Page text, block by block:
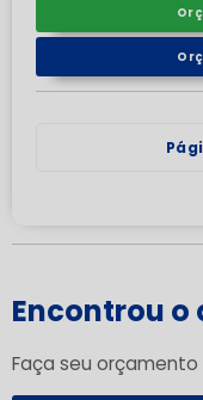
Encontrou
Faça seu